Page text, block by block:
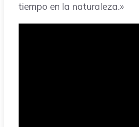
tiempo en la naturaleza.»